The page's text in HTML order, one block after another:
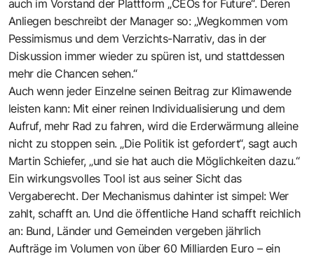
auch im Vorstand der Plattform „CEOs for Future“. Deren
Anliegen beschreibt der Manager so: „Wegkommen vom
Pessimismus und dem Verzichts-Narrativ, das in der
Diskussion immer wieder zu spüren ist, und stattdessen
mehr die Chancen sehen.“
Auch wenn jeder Einzelne seinen Beitrag zur Klimawende
leisten kann: Mit einer reinen Individualisierung und dem
Aufruf, mehr Rad zu fahren, wird die Erd­erwärmung alleine
nicht zu stoppen sein. „Die Politik ist gefordert“, sagt auch
Martin Schiefer, „und sie hat auch die Möglichkeiten dazu.“
Ein wirkungsvolles Tool ist aus seiner Sicht das
Vergaberecht. Der Mechanismus dahinter ist simpel: Wer
zahlt, schafft an. Und die öffentliche Hand schafft reichlich
an: Bund, Länder und Gemeinden vergeben jährlich
Aufträge im Volumen von über 60 Milliarden Euro – ein